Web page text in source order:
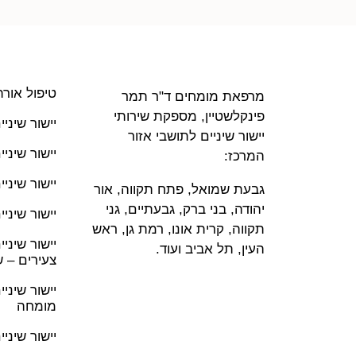
מרפאת מומחים ד"ר תמר
פינקלשטיין, מספקת שירותי
יישור שיניים לתושבי אזור
המרכז:
גבעת שמואל, פתח תקווה, אור
יהודה, בני ברק, גבעתיים, גני
תקווה, קרית אונו, רמת גן, ראש
העין, תל אביב ועוד.
טיפול
יישור
יישור
יישור
יישור
יישור
צעירים
יישור
מומחה
יישור